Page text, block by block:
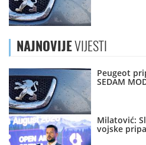
NAJNOVIJEVIJESTI
Peugeot
SEDAM
Milatović:
vojske